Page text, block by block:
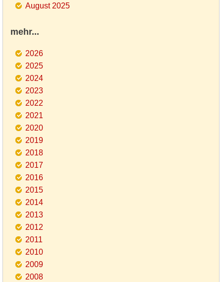
August 2025
mehr...
2026
2025
2024
2023
2022
2021
2020
2019
2018
2017
2016
2015
2014
2013
2012
2011
2010
2009
2008